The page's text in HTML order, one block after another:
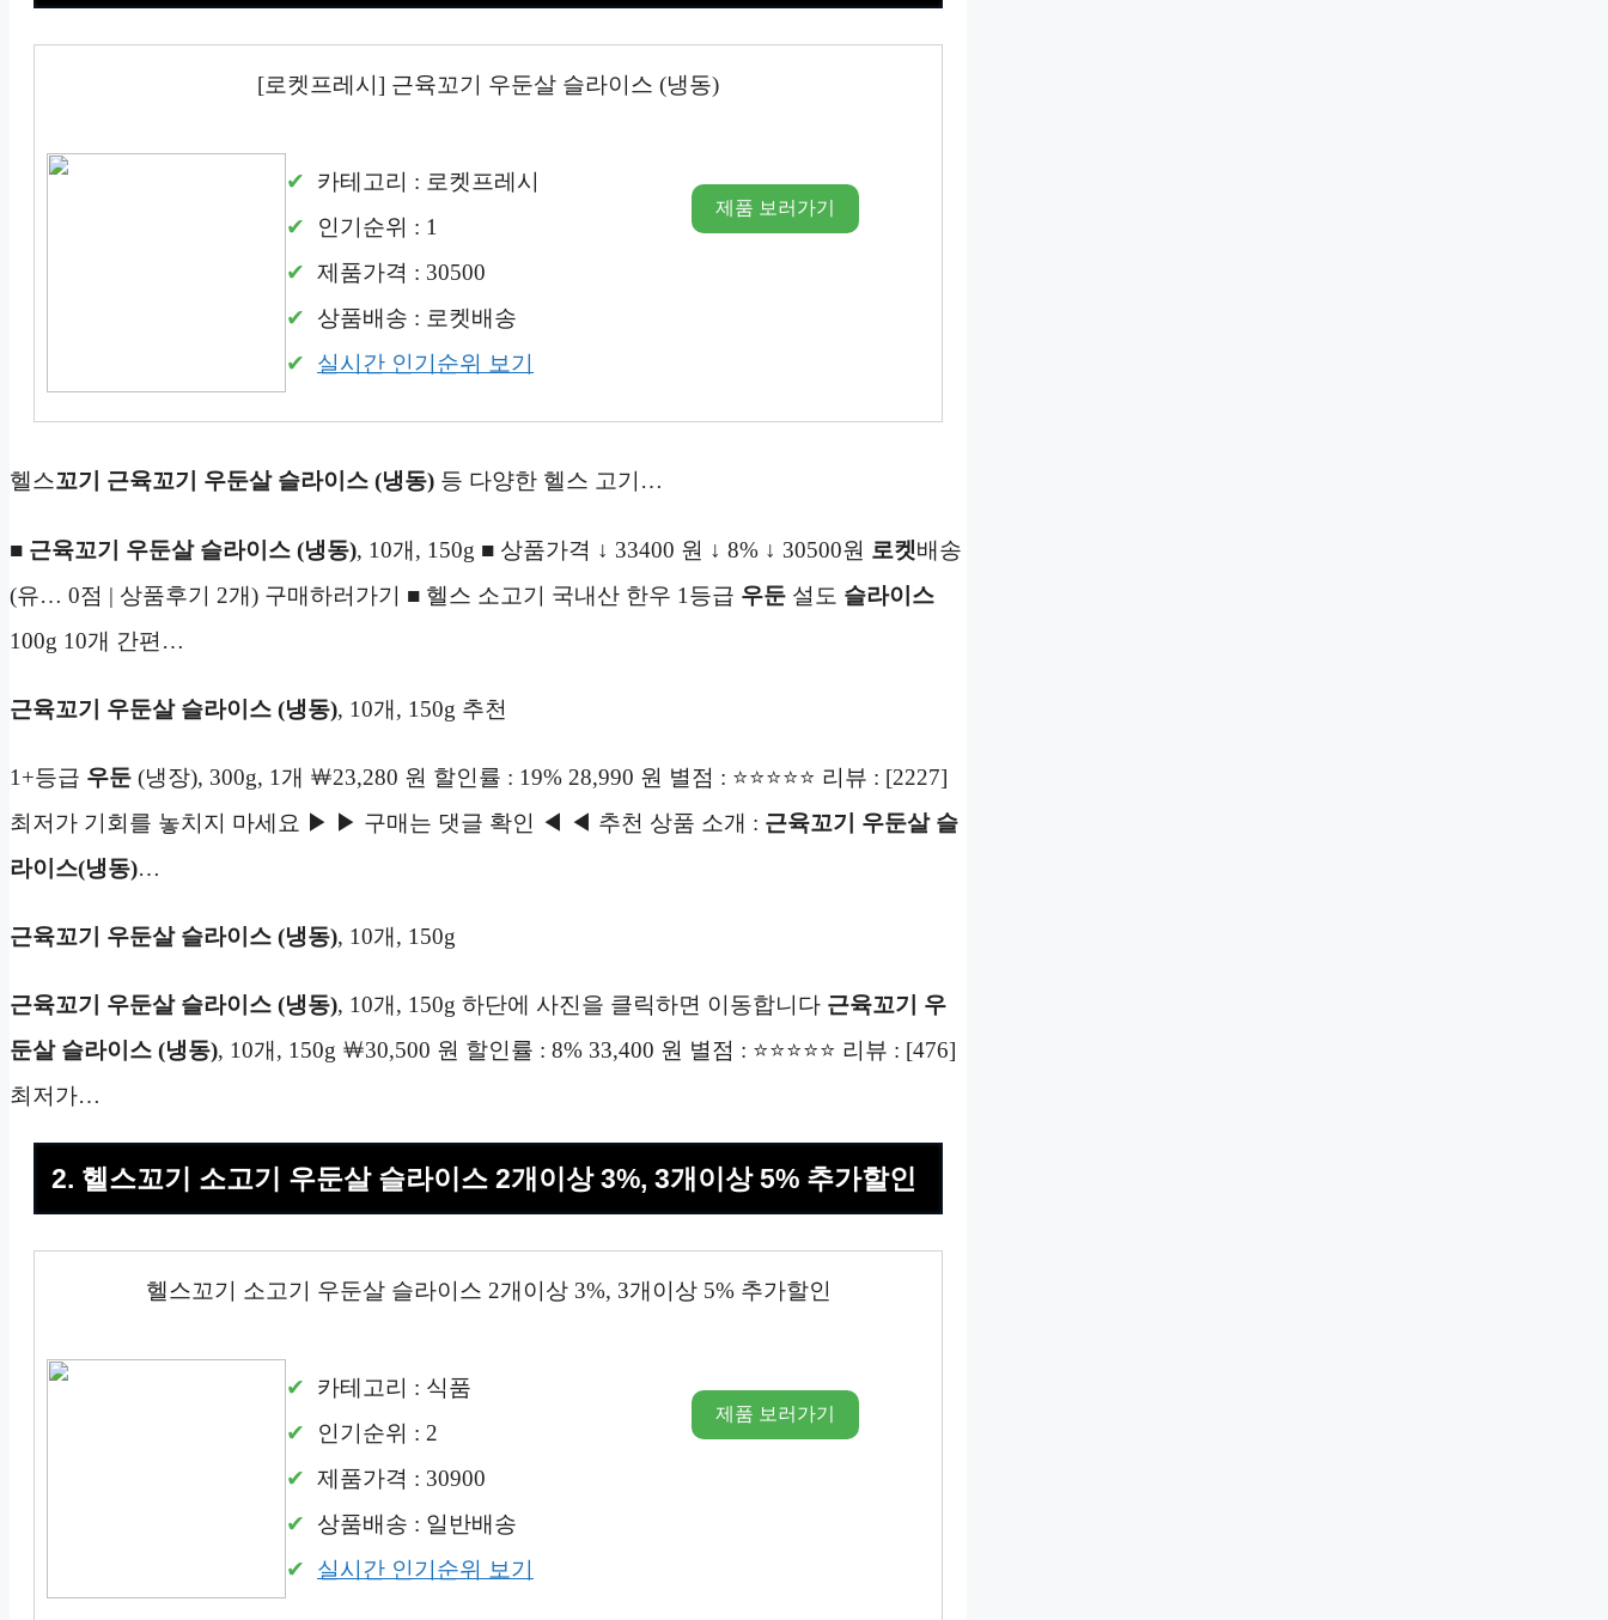
[로켓프레시] 근육꼬기 우둔살 슬라이스 (냉동)
카테고리 : 로켓프레시
인기순위 : 1
제품가격 : 30500
상품배송 : 로켓배송
실시간 인기순위 보기
제품 보러가기
헬스꼬기 근육꼬기 우둔살 슬라이스 (냉동) 등 다양한 헬스 고기…
■ 근육꼬기 우둔살 슬라이스 (냉동), 10개, 150g ■ 상품가격 ↓ 33400 원 ↓ 8% ↓ 30500원 로켓배송
(유… 0점 | 상품후기 2개) 구매하러가기 ■ 헬스 소고기 국내산 한우 1등급 우둔 설도 슬라이스
100g 10개 간편…
근육꼬기 우둔살 슬라이스 (냉동), 10개, 150g 추천
1+등급 우둔 (냉장), 300g, 1개 ￦23,280 원 할인률 : 19% 28,990 원 별점 : ⭐⭐⭐⭐⭐ 리뷰 : [2227]
최저가 기회를 놓치지 마세요 ▶ ▶ 구매는 댓글 확인 ◀ ◀ 추천 상품 소개 : 근육꼬기 우둔살 슬
라이스(냉동)…
근육꼬기 우둔살 슬라이스 (냉동), 10개, 150g
근육꼬기 우둔살 슬라이스 (냉동), 10개, 150g 하단에 사진을 클릭하면 이동합니다 근육꼬기 우
둔살 슬라이스 (냉동), 10개, 150g ￦30,500 원 할인률 : 8% 33,400 원 별점 : ⭐⭐⭐⭐⭐ 리뷰 : [476]
최저가…
2. 헬스꼬기 소고기 우둔살 슬라이스 2개이상 3%, 3개이상 5% 추가할인
헬스꼬기 소고기 우둔살 슬라이스 2개이상 3%, 3개이상 5% 추가할인
카테고리 : 식품
인기순위 : 2
제품가격 : 30900
상품배송 : 일반배송
실시간 인기순위 보기
제품 보러가기